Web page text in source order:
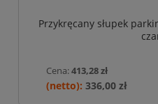
Przykręcany słupek
Cena:413,28 zł
336,00 zł